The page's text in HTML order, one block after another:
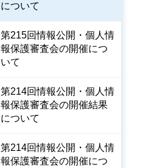
について
第215回情報公開・個人情
報保護審査会の開催につ
いて
第214回情報公開・個人情
報保護審査会の開催結果
について
第214回情報公開・個人情
報保護審査会の開催につ